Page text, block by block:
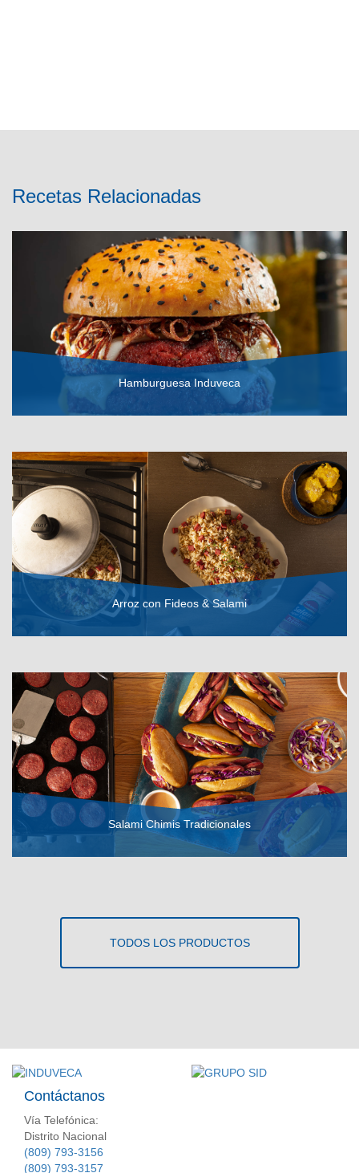
Recetas Relacionadas
Hamburguesa Induveca
Arroz con Fideos & Salami
Salami Chimis Tradicionales
TODOS LOS PRODUCTOS
Contáctanos
Vía Telefónica:
Distrito Nacional
(809) 793-3156
(809) 793-3157